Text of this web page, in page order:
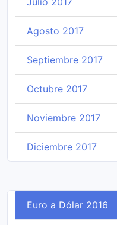
Agosto 2017
Septiembre 2017
Octubre 2017
Noviembre 2017
Diciembre 2017
Euro a Dólar 2016